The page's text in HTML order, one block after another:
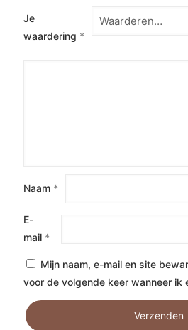
Je
waardering *
Naam *
E-
mail *
Mijn naam, e-mail en site
voor de volgende keer wanneer ik